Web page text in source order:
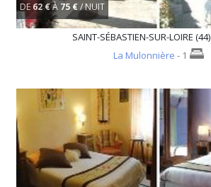
DE 62 €À 75 €/ NUIT
SAINT-SÉBASTIEN-SUR-LOIRE (44)
La Mulonnière - 1